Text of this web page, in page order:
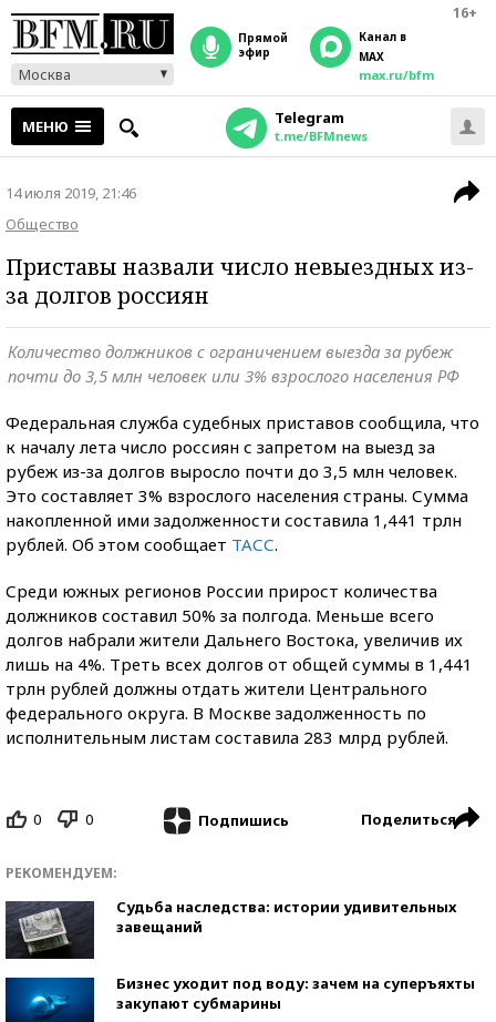
16+
Москва
прямой
эфир
Канал в
MAX
max.ru/bfm
МЕНЮ Telegram
t.me/BFMnews
14 июля 2019, 21:46
Общество
Приставы назвали число невыездных из-
за долгов россиян
Количество должников с ограничением выезда за рубеж
почти до 3,5 млн человек или 3% взрослого населения РФ
Федеральная служба судебных приставов сообщила, что
к началу лета число россиян с запретом на выезд за
рубеж из-за долгов выросло почти до 3,5 млн человек.
Это составляет 3% взрослого населения страны. Сумма
накопленной ими задолженности составила 1,441 трлн
рублей. Об этом сообщает ТАСС.
Среди южных регионов России прирост количества
должников составил 50% за полгода. Меньше всего
долгов набрали жители Дальнего Востока, увеличив их
лишь на 4%. Треть всех долгов от общей суммы в 1,441
трлн рублей должны отдать жители Центрального
федерального округа. В Москве задолженность по
исполнительным листам составила 283 млрд рублей.
0 0 Подпишись Поделиться
РЕКОМЕНДУЕМ:
Судьба наследства: истории удивительных
завещаний
Бизнес уходит под воду: зачем на суперъяхты
закупают субмарины